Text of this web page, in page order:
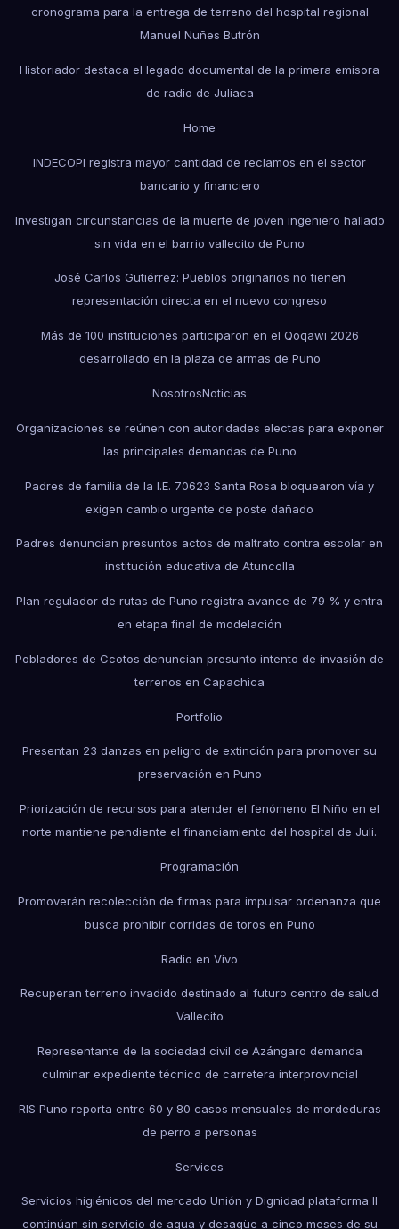
cronograma para la entrega de terreno del hospital regional
Manuel Nuñes Butrón
Historiador destaca el legado documental de la primera emisora
de radio de Juliaca
Home
INDECOPI registra mayor cantidad de reclamos en el sector
bancario y financiero
Investigan circunstancias de la muerte de joven ingeniero hallado
sin vida en el barrio vallecito de Puno
José Carlos Gutiérrez: Pueblos originarios no tienen
representación directa en el nuevo congreso
Más de 100 instituciones participaron en el Qoqawi 2026
desarrollado en la plaza de armas de Puno
NosotrosNoticias
Organizaciones se reúnen con autoridades electas para exponer
las principales demandas de Puno
Padres de familia de la I.E. 70623 Santa Rosa bloquearon vía y
exigen cambio urgente de poste dañado
Padres denuncian presuntos actos de maltrato contra escolar en
institución educativa de Atuncolla
Plan regulador de rutas de Puno registra avance de 79 % y entra
en etapa final de modelación
Pobladores de Ccotos denuncian presunto intento de invasión de
terrenos en Capachica
Portfolio
Presentan 23 danzas en peligro de extinción para promover su
preservación en Puno
Priorización de recursos para atender el fenómeno El Niño en el
norte mantiene pendiente el financiamiento del hospital de Juli.
Programación
Promoverán recolección de firmas para impulsar ordenanza que
busca prohibir corridas de toros en Puno
Radio en Vivo
Recuperan terreno invadido destinado al futuro centro de salud
Vallecito
Representante de la sociedad civil de Azángaro demanda
culminar expediente técnico de carretera interprovincial
RIS Puno reporta entre 60 y 80 casos mensuales de mordeduras
de perro a personas
Services
Servicios higiénicos del mercado Unión y Dignidad plataforma II
continúan sin servicio de agua y desagüe a cinco meses de su